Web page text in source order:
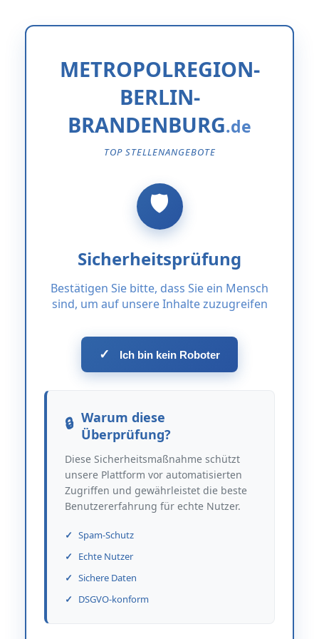
METROPOLREGION-
BERLIN-
BRANDENBURG
TOP STELLENANGEBOTE
Sicherheitsprüfung
Bestätigen Sie bitte, dass Sie ein Mensch
sind, um auf unsere Inhalte zuzugreifen
✓ Ich bin kein Roboter
Warum diese
Überprüfung?
Diese Sicherheitsmaßnahme schützt
unsere Plattform vor automatisierten
Zugriffen und gewährleistet die beste
Benutzererfahrung für echte Nutzer.
Spam-Schutz
Echte Nutzer
Sichere Daten
DSGVO-konform